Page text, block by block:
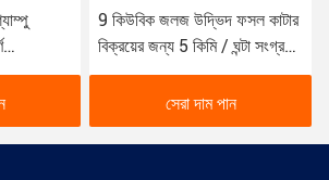
জন্য
9 কিউবিক জলজ উদ্ভিদ ফসল কাটার
বিক্রয়ের জন্য 5 কিমি / ঘন্টা সংগ্রহ
এবং নদী জল উদ্ভিদ পরিষ্কার করার
সেরা দাম পান